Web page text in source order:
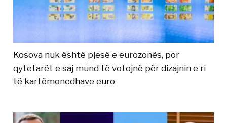
Kosova nuk është pjesë e eurozonës, por
qytetarët e saj mund të votojnë për dizajnin e ri
të kartëmonedhave euro